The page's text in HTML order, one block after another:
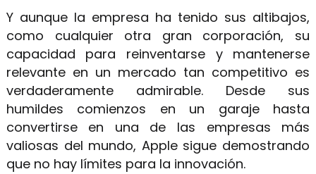
Y aunque la empresa ha tenido sus altibajos,
como cualquier otra gran corporación, su
capacidad para reinventarse y mantenerse
relevante en un mercado tan competitivo es
verdaderamente admirable. Desde sus
humildes comienzos en un garaje hasta
convertirse en una de las empresas más
valiosas del mundo, Apple sigue demostrando
que no hay límites para la innovación.